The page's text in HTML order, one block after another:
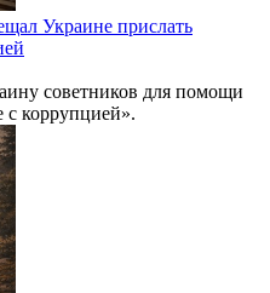
Украине прислать
советников для помощи
с коррупцией».